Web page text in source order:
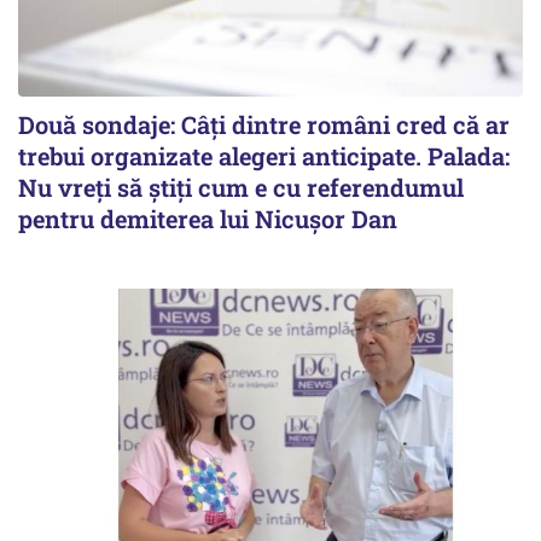
Două sondaje: Câți dintre români cred că ar
trebui organizate alegeri anticipate. Palada:
Nu vreți să știți cum e cu referendumul
pentru demiterea lui Nicușor Dan